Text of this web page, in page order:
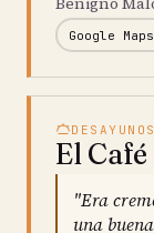
Google
DESAYUNOS
El
"Era
una